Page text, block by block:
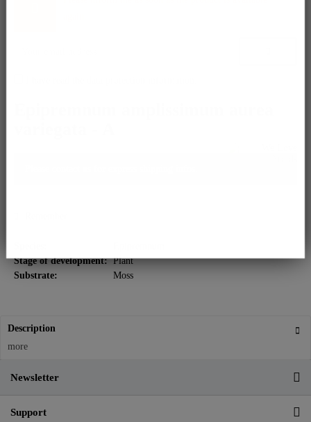
Stage of development: Plant
Substrate:
Moss
Description
more
Newsletter
Support